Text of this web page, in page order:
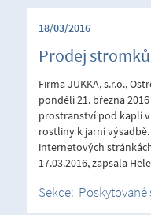
18/03/2016
Prodej
Firma JUKKA, s.r.o.,
pondělí 21. března
prostranství pod kaplí
rostliny k jarní
internetových
17.03.2016, zapsala
Sekce: Poskytované